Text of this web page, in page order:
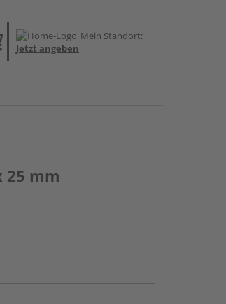
Mein Standort:
Jetzt angeben
25 mm